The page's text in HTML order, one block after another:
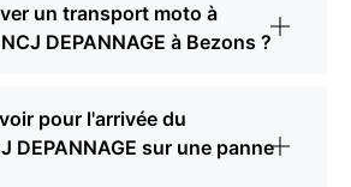
un transport moto à
DEPANNAGE à Bezons ?
pour l'arrivée du
DEPANNAGE sur une panne